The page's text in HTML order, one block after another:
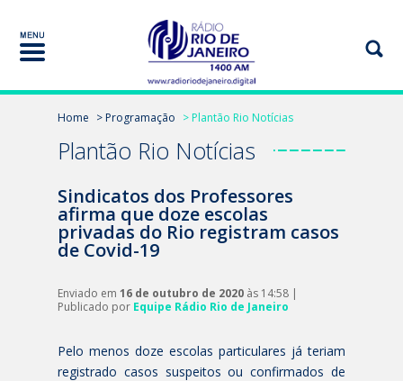
Home > Programação > Plantão Rio Notícias
Plantão Rio Notícias
Sindicatos dos Professores
afirma que doze escolas
privadas do Rio registram casos
de Covid-19
Enviado em 16 de outubro de 2020 às 14:58 |
Publicado por Equipe Rádio Rio de Janeiro
Pelo menos doze escolas particulares já teriam
registrado casos suspeitos ou confirmados de